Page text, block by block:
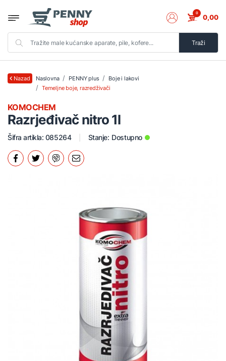
Traži
0 0,00
Nazad Naslovna PENNY plus
Boje i lakovi
Temeljne boje, razredživači
Razrjeđivač nitro 1l
KOMOCHEM
Šifra artikla: 085264 Stanje: Dostupno